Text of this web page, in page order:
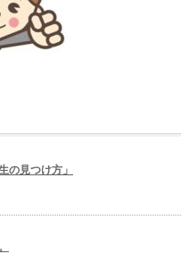
の見つけ方」